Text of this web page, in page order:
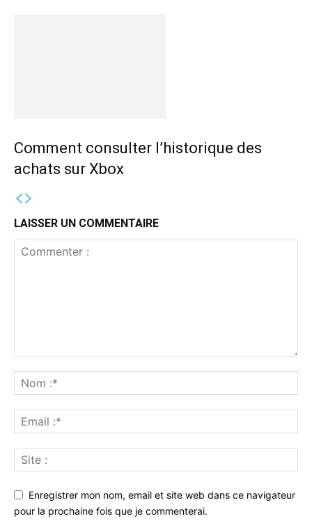
Comment consulter l’historique des
achats sur Xbox
LAISSER UN COMMENTAIRE
Enregistrer mon nom, email et site web dans ce navigateur
pour la prochaine fois que je commenterai.